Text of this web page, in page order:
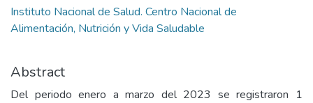
Instituto Nacional de Salud. Centro Nacional de
Alimentación, Nutrición y Vida Saludable
Abstract
Del periodo enero a marzo del 2023 se registraron 1